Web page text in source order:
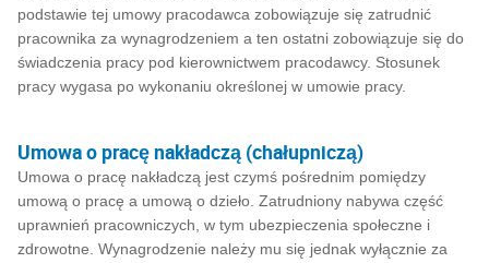
podstawie tej umowy pracodawca zobowiązuje się zatrudnić
pracownika za wynagrodzeniem a ten ostatni zobowiązuje się do
świadczenia pracy pod kierownictwem pracodawcy. Stosunek
pracy wygasa po wykonaniu określonej w umowie pracy.
Umowa o pracę nakładczą (chałupniczą)
Umowa o pracę nakładczą jest czymś pośrednim pomiędzy
umową o pracę a umową o dzieło. Zatrudniony nabywa część
uprawnień pracowniczych, w tym ubezpieczenia społeczne i
zdrowotne. Wynagrodzenie należy mu się jednak wyłącznie za